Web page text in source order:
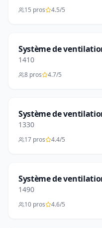
15 pros 4.5/5
Système de
1410
8 pros 4.7/5
Système de
1330
17 pros 4.4/5
Système de
1490
10 pros 4.6/5